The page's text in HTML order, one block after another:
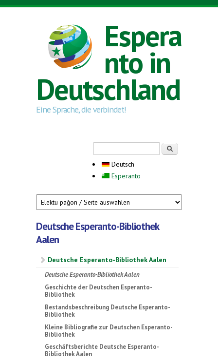
Direkt zum Inhalt
Espera
nto in
Deutschland
Eine Sprache, die verbindet!
Deutsch
Esperanto
Deutsche Esperanto-Bibliothek
Aalen
Deutsche Esperanto-Bibliothek Aalen
Deutsche Esperanto-Bibliothek Aalen
Geschichte der Deutschen Esperanto-
Bibliothek
Bestandsbeschreibung Deutsche Esperanto-
Bibliothek
Kleine Bibliografie zur Deutschen Esperanto-
Bibliothek
Geschäftsberichte Deutsche Esperanto-
Bibliothek Aalen